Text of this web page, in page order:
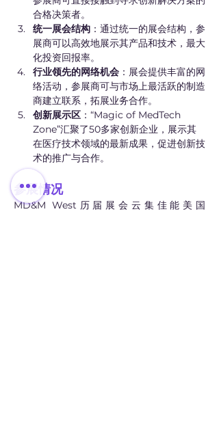
合格决策者。
统一展会结构 ：通过统一的展会结构，参
展商可以高效地展示其产品和技术，最大
化投资回报率。
行业领先的网络机会 ：展会提供丰富的网
络活动，参展商可与市场上最活跃的制造
商建立联系，拓展业务合作。
创新展示区 ：“Magic of MedTech
Zone”汇聚了50多家创新企业，展示其
在医疗技术领域的最新成果，促进创新技
术的推广与合作。
参展情况
MD&M West历届展会云集佳能美国